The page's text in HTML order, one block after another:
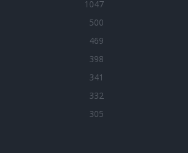
1047
500
469
398
341
332
305